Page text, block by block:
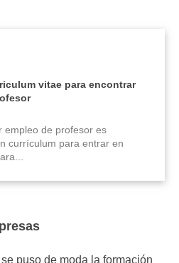
vitae para encontrar
empleo de profesor es
currículum para entrar en
puso de moda la formación